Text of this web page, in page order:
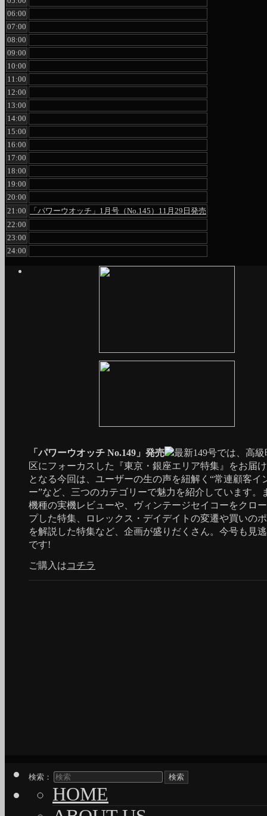
06:00
07:00
08:00
09:00
10:00
11:00
12:00
13:00
14:00
15:00
16:00
17:00
18:00
19:00
20:00
21:00
「パワーウオッチ」1月号（No.145）11月29日発売
22:00
23:00
24:00
「パワーウオッチ No.149」発売
最新149号では、高
区にフォーカスした『東京・銀座エリア特集』をお届
となる今回は、ユーザーの生の声を紐解く“常連顧客イ
ー”など、三つのカテゴリーで魅力を紹介しています。
機種の実機レビューや、ヴィンテージセイコーをクロ
プした特集、ロレックス・デイデイトの変遷や買いの
を解説した特集など、企画が盛りだくさん。今号も見
です!
ご購入はコチラ
検索：
HOME